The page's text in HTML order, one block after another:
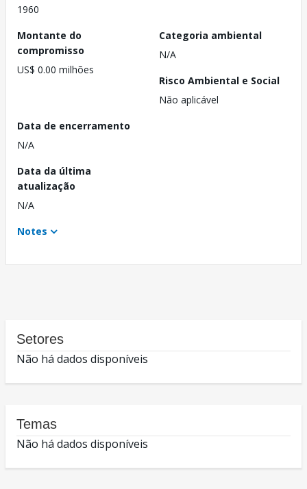
1960
Montante do
compromisso
US$ 0.00 milhões
Categoria ambiental
N/A
Risco Ambiental e Social
Não aplicável
Data de encerramento
N/A
Data da última
atualização
N/A
Notes
Setores
Não há dados disponíveis
Temas
Não há dados disponíveis